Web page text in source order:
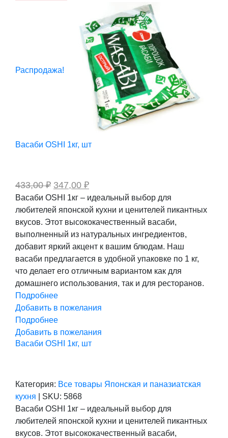
Распродажа!
Васаби OSHI 1кг, шт
433,00₽ Первоначальная
цена
составляла
433,00 ₽.
347,00 ₽Текущая
цена:
347,00 ₽.
Васаби OSHI 1кг – идеальный выбор для
любителей японской кухни и ценителей пикантных
вкусов. Этот высококачественный васаби,
выполненный из натуральных ингредиентов,
добавит яркий акцент к вашим блюдам. Наш
васаби предлагается в удобной упаковке по 1 кг,
что делает его отличным вариантом как для
домашнего использования, так и для ресторанов.
Подробнее
Добавить в пожелания
Подробнее
Добавить в пожелания
Васаби OSHI 1кг, шт
Категория: Все товары Японская и паназиатская
кухня
SKU: 5868
Васаби OSHI 1кг – идеальный выбор для
любителей японской кухни и ценителей пикантных
вкусов. Этот высококачественный васаби,